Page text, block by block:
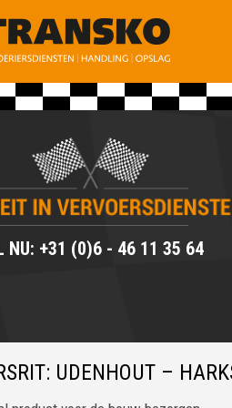
NU: +31 (0)6 - 46 11 35 64
UDENHOUT –